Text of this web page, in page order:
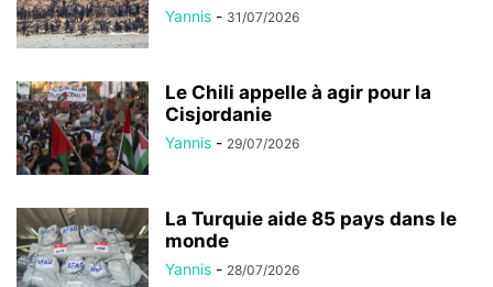
Yannis - 31/07/2026
Le Chili appelle à agir pour la
Cisjordanie
Yannis - 29/07/2026
La Turquie aide 85 pays dans le
monde
Yannis - 28/07/2026